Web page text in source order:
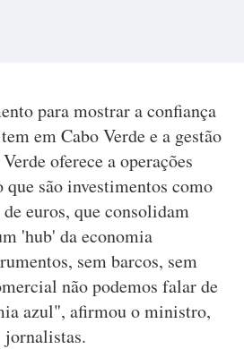
para mostrar a confiança
em Cabo Verde e a gestão
oferece a operações
são investimentos como
euros, que consolidam
'hub' da economia
sem barcos, sem
não podemos falar de
azul", afirmou o ministro,
jornalistas.